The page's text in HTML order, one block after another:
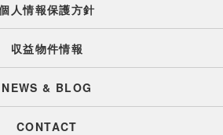
人情報保護方針
収益物件情報
NEWS & BLOG
CONTACT